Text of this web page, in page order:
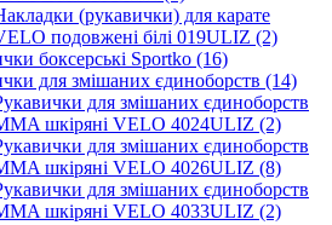
(рукавички) для карате
подовжені білі 019ULIZ (2)
боксерські Sportko (16)
для змішаних єдиноборств (14)
для змішаних єдиноборств
шкіряні VELO 4024ULIZ (2)
для змішаних єдиноборств
шкіряні VELO 4026ULIZ (8)
для змішаних єдиноборств
шкіряні VELO 4033ULIZ (2)